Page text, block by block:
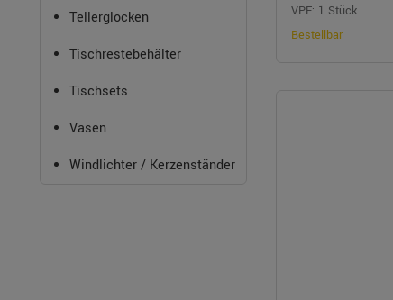
Tellerglocken
Tischrestebehälter
Tischsets
Vasen
Windlichter / Kerzenständer
VPE: 1 Stück
Bestellbar